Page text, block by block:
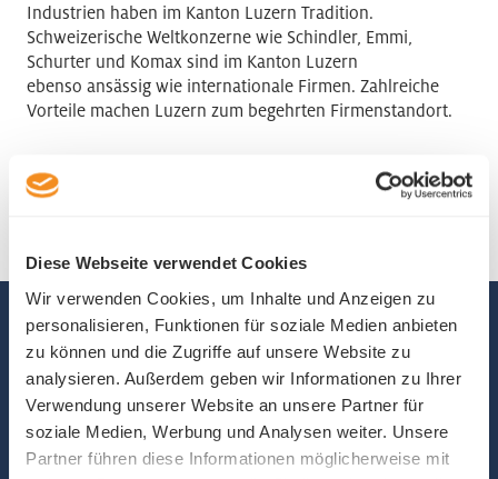
Diese Webseite verwendet Cookies
Wir verwenden Cookies, um Inhalte und Anzeigen zu
personalisieren, Funktionen für soziale Medien anbieten
zu können und die Zugriffe auf unsere Website zu
analysieren. Außerdem geben wir Informationen zu Ihrer
Verwendung unserer Website an unsere Partner für
soziale Medien, Werbung und Analysen weiter. Unsere
Partner führen diese Informationen möglicherweise mit
Industrien haben im Kanton Luzern Tradition.
Schweizerische Weltkonzerne wie Schindler, Emmi,
Schurter und Komax sind im Kanton Luzern
ebenso ansässig wie internationale Firmen. Zahlreiche
Vorteile machen Luzern zum begehrten Firmenstandort.
Mehr
Luzern packt die Chancen
der Zukunft!
«Die breit diversifizierte Wirtschaft des Kantons